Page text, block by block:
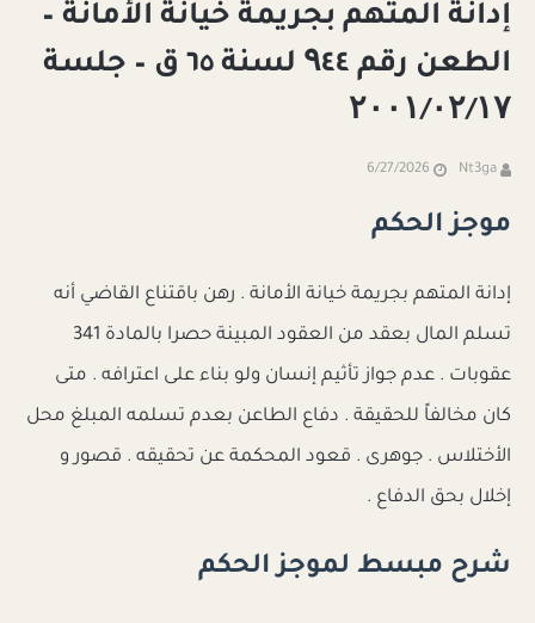
إدانة المتهم بجريمة خيانة الأمانة –
الطعن رقم ۹٤٤ لسنة ٦٥ ق – جلسة
۲۰۰۱/۰۲/۱۷
Nt3ga
6/27/2026
موجز الحكم
إدانة المتهم بجريمة خيانة الأمانة . رهن باقتناع القاضي أنه
تسلم المال بعقد من العقود المبينة حصرا بالمادة 341
عقوبات . عدم جواز تأثيم إنسان ولو بناء على اعترافه . متى
كان مخالفاً للحقيقة . دفاع الطاعن بعدم تسلمه المبلغ محل
الأختلاس . جوهرى . قعود المحكمة عن تحقيقه . قصور و
إخلال بحق الدفاع .
شرح مبسط لموجز الحكم